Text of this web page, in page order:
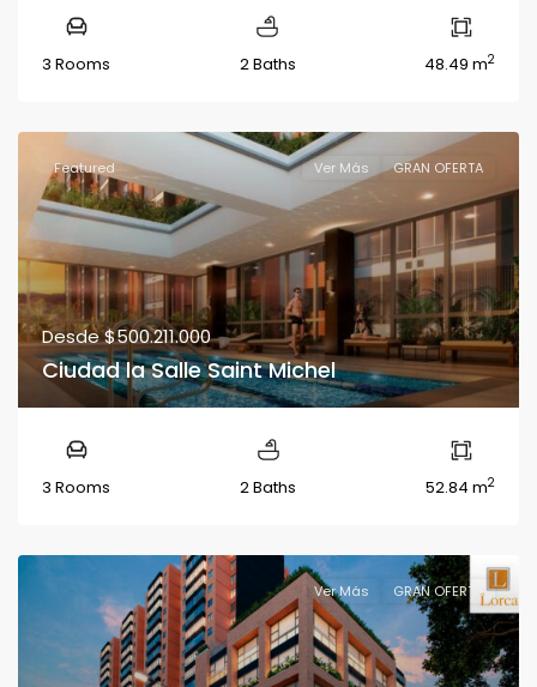
3 Rooms 2 Baths 48.49 m2
Featured Ver Más GRAN OFERTA
Desde$500.211.000
Ciudad la Salle Saint Michel
3 Rooms 2 Baths 52.84 m2
Ver Más GRAN OFERTA